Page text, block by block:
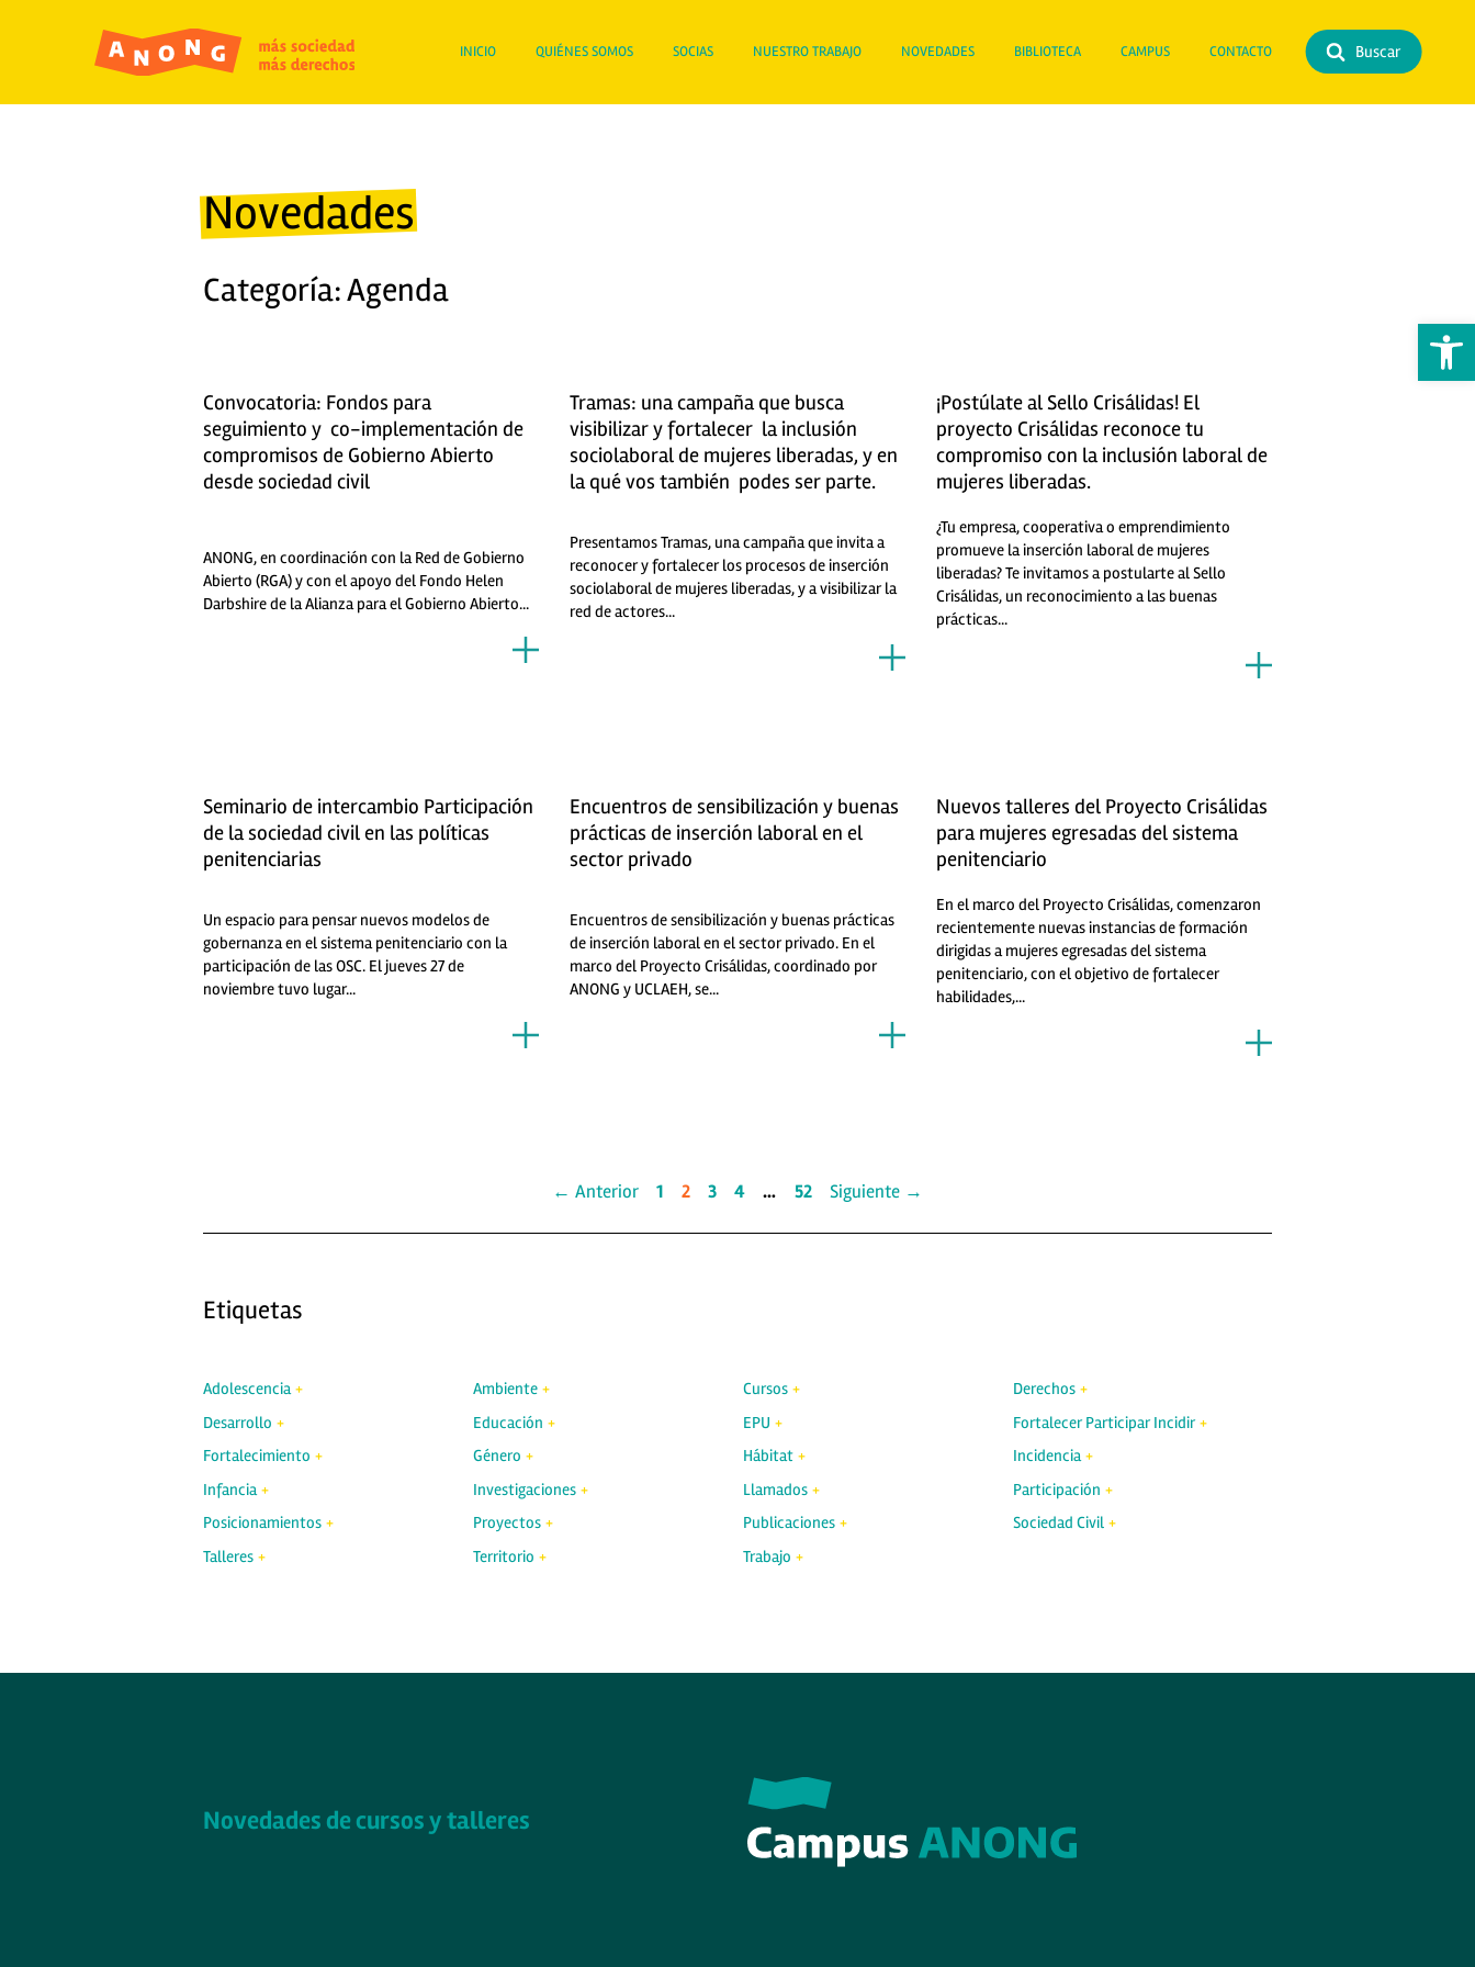
Abrir
INICIO QUIÉNES SOMOS SOCIAS NUESTRO TRABAJO NOVEDADES BIBLIOTECA CAMPUS CONTACTO Buscar
Novedades
Categoría: Agenda
Convocatoria: Fondos para
seguimiento y co-implementación de
compromisos de Gobierno Abierto
desde sociedad civil
ANONG, en coordinación con la Red de Gobierno
Abierto (RGA) y con el apoyo del Fondo Helen
Darbshire de la Alianza para el Gobierno Abierto...
Tramas: una campaña que busca
visibilizar y fortalecer la inclusión
sociolaboral de mujeres liberadas, y en
la qué vos también podes ser parte.
Presentamos Tramas, una campaña que invita a
reconocer y fortalecer los procesos de inserción
sociolaboral de mujeres liberadas, y a visibilizar la
red de actores...
¡Postúlate al Sello Crisálidas! El
proyecto Crisálidas reconoce tu
compromiso con la inclusión laboral de
mujeres liberadas.
¿Tu empresa, cooperativa o emprendimiento
promueve la inserción laboral de mujeres
liberadas? Te invitamos a postularte al Sello
Crisálidas, un reconocimiento a las buenas
prácticas...
Seminario de intercambio Participación
de la sociedad civil en las políticas
penitenciarias
Un espacio para pensar nuevos modelos de
gobernanza en el sistema penitenciario con la
participación de las OSC. El jueves 27 de
noviembre tuvo lugar...
Encuentros de sensibilización y buenas
prácticas de inserción laboral en el
sector privado
Encuentros de sensibilización y buenas prácticas
de inserción laboral en el sector privado. En el
marco del Proyecto Crisálidas, coordinado por
ANONG y UCLAEH, se...
Nuevos talleres del Proyecto Crisálidas
para mujeres egresadas del sistema
penitenciario
En el marco del Proyecto Crisálidas, comenzaron
recientemente nuevas instancias de formación
dirigidas a mujeres egresadas del sistema
penitenciario, con el objetivo de fortalecer
habilidades,...
← Anterior 1 2 3 4 … 52 Siguiente →
Etiquetas
Adolescencia Ambiente Cursos
Derechos
Desarrollo
Educación EPU
Fortalecer Participar Incidir
Fortalecimiento
Género Hábitat
Incidencia
Infancia
Investigaciones Llamados
Participación
Posicionamientos
Proyectos Publicaciones
Sociedad Civil
Talleres
Territorio Trabajo
Novedades de cursos y talleres